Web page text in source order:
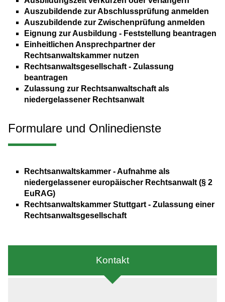
Auszubildende zur Abschlussprüfung anmelden
Auszubildende zur Zwischenprüfung anmelden
Eignung zur Ausbildung - Feststellung beantragen
Einheitlichen Ansprechpartner der
Rechtsanwaltskammer nutzen
Rechtsanwaltsgesellschaft - Zulassung
beantragen
Zulassung zur Rechtsanwaltschaft als
niedergelassener Rechtsanwalt
Formulare und Onlinedienste
Rechtsanwaltskammer - Aufnahme als
niedergelassener europäischer Rechtsanwalt (§ 2
EuRAG)
Rechtsanwaltskammer Stuttgart - Zulassung einer
Rechtsanwaltsgesellschaft
Kontakt